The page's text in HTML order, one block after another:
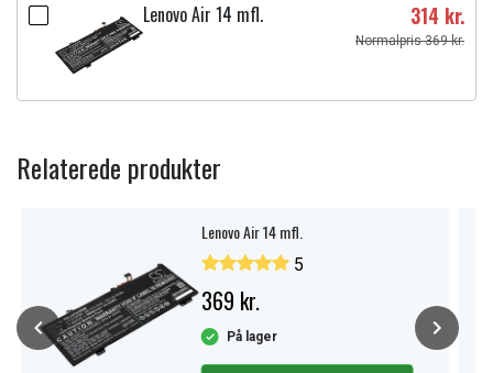
Lenovo Air 14 mfl. 314 kr.
Normalpris 369 kr.
Relaterede produkter
Lenovo Air 14 mfl.
5
369 kr.
På lager